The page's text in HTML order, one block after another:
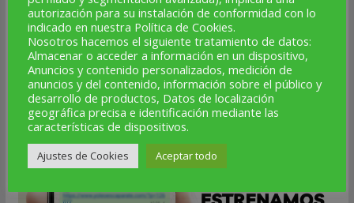
NUEVO CANAL DE WHATSAPP
autorización para su instalación de conformidad con lo
indicado en nuestra Política de Cookies.
Nosotros hacemos el siguiente tratamiento de datos:
Almacenar o acceder a información en un dispositivo,
Anuncios y contenido personalizados, medición de
anuncios y del contenido, información sobre el público y
desarrollo de productos, Datos de localización
geográfica precisa e identificación mediante las
características de dispositivos.
Ajustes de Cookies Aceptar todo